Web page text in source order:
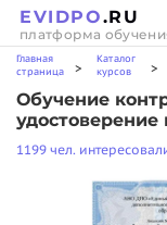
EVIDPO.RU
платформа
Главная
страница
>
Каталог
курсов
>
Обучение
удостоверение
1199 чел.